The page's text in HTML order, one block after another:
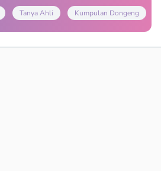
Tanya Ahli Kumpulan Dongeng